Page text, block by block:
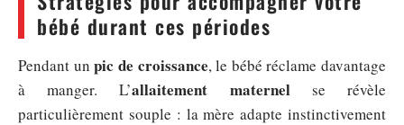
bébé durant ces périodes
Pendant unpic de croissance, le bébé réclame davantage
à manger. L’allaitement maternelse révèle
particulièrement souple : la mère adapte instinctivement